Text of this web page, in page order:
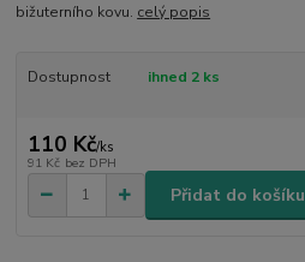
bižuterního kovu. celý popis
Dostupnost ihned 2 ks
110 Kč/ks
91 Kč bez DPH
Přidat do košíku